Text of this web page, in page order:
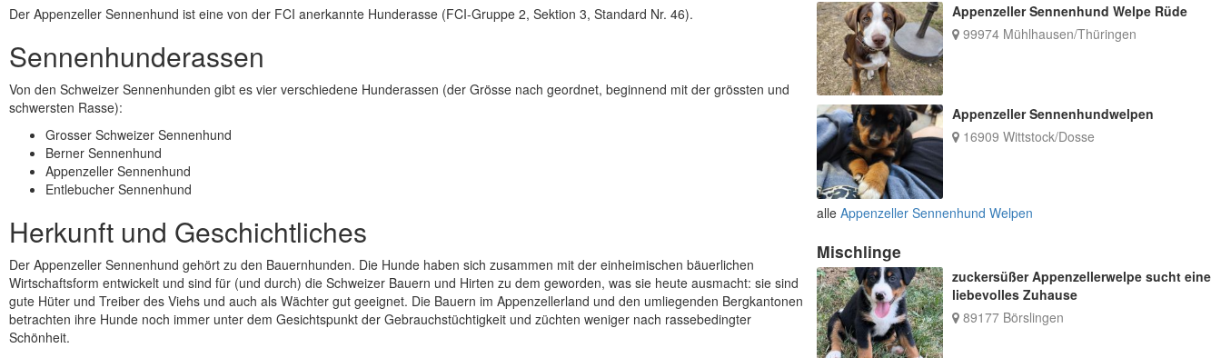
Der Appenzeller Sennenhund ist eine von der FCI anerkannte Hunderasse (FCI-Gruppe 2, Sektion 3, Standard Nr. 46).
Sennenhunderassen
Von den Schweizer Sennenhunden gibt es vier verschiedene Hunderassen (der Grösse nach geordnet, beginnend mit der grössten und
schwersten Rasse):
Grosser Schweizer Sennenhund
Berner Sennenhund
Appenzeller Sennenhund
Entlebucher Sennenhund
Herkunft und Geschichtliches
Der Appenzeller Sennenhund gehört zu den Bauernhunden. Die Hunde haben sich zusammen mit der einheimischen bäuerlichen
Wirtschaftsform entwickelt und sind für (und durch) die Schweizer Bauern und Hirten zu dem geworden, was sie heute ausmacht: sie sind
gute Hüter und Treiber des Viehs und auch als Wächter gut geeignet. Die Bauern im Appenzellerland und den umliegenden Bergkantonen
betrachten ihre Hunde noch immer unter dem Gesichtspunkt der Gebrauchstüchtigkeit und züchten weniger nach rassebedingter
Schönheit.
Appenzeller Sennenhund Welpe Rüde
99974 Mühlhausen/Thüringen
Appenzeller Sennenhundwelpen
16909 Wittstock/Dosse
alleAppenzeller Sennenhund Welpen
Mischlinge
zuckersüßer Appenzellerwelpe sucht eine
liebevolles Zuhause
89177 Börslingen